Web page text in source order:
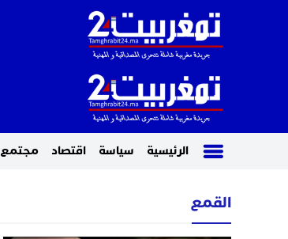
الرئيسية سياسة اقتصاد مجتمع
القمع